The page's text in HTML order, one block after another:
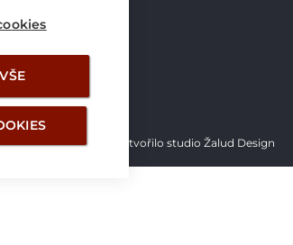
Vytvořilo studio Žalud Design